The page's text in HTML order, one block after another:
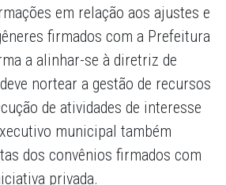
em relação aos ajustes e
firmados com a Prefeitura
a alinhar-se à diretriz de
nortear a gestão de recursos
de atividades de interesse
municipal também
dos convênios firmados com
privada.